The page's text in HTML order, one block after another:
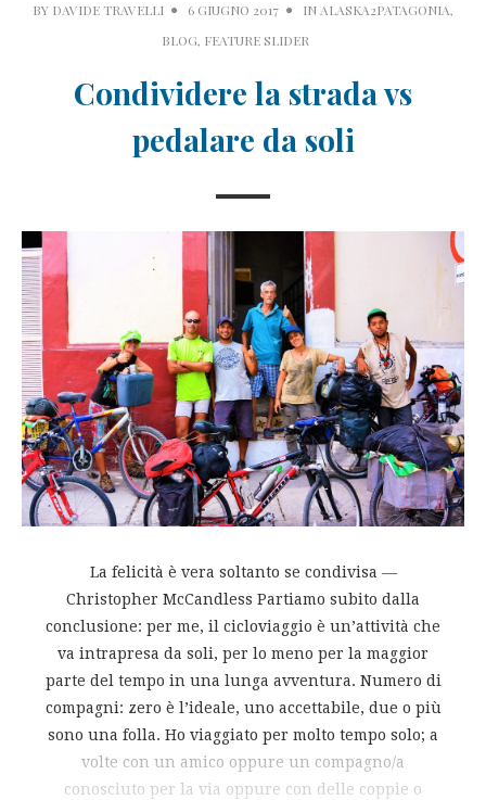
BY DAVIDE TRAVELLI 6 GIUGNO 2017 IN ALASKA2PATAGONIA,
BLOG, FEATURE SLIDER
Condividere la strada vs
pedalare da soli
La felicità è vera soltanto se condivisa ―
Christopher McCandless Partiamo subito dalla
conclusione: per me, il cicloviaggio è un’attività che
va intrapresa da soli, per lo meno per la maggior
parte del tempo in una lunga avventura. Numero di
compagni: zero è l’ideale, uno accettabile, due o più
sono una folla. Ho viaggiato per molto tempo solo; a
volte con un amico oppure un compagno/a
conosciuto per la via oppure con delle coppie o